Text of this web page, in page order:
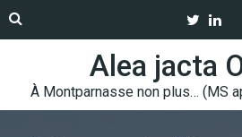
Alea jacta
À Montparnasse non plus… (MS